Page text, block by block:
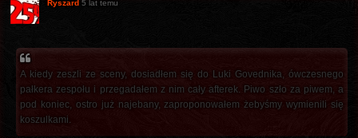
Ryszard 5 lat temu
A kiedy zeszli ze sceny, dosiadłem się do Luki Govednika, ówczesnego
pałkera zespołu i przegadałem z nim cały afterek. Piwo szło za piwem, a
pod koniec, ostro już najebany, zaproponowałem żebyśmy wymienili się
koszulkami.